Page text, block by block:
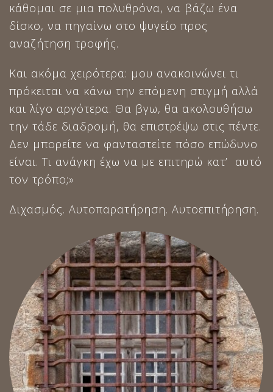
κάθομαι σε μια πολυθρόνα, να βάζω ένα
δίσκο, να πηγαίνω στο ψυγείο προς
αναζήτηση τροφής.
Και ακόμα χειρότερα: μου ανακοινώνει τι
πρόκειται να κάνω την επόμενη στιγμή αλλά
και λίγο αργότερα. Θα βγω, θα ακολουθήσω
την τάδε διαδρομή, θα επιστρέψω στις πέντε.
Δεν μπορείτε να φανταστείτε πόσο επώδυνο
είναι. Τι ανάγκη έχω να με επιτηρώ κατ’ αυτό
τον τρόπο;»
Διχασμός. Αυτοπαρατήρηση. Αυτοεπιτήρηση.